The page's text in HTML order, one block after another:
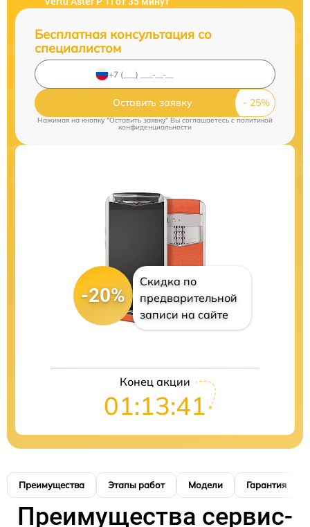
Бесплатная консультация со
специалистом
Оставить заявку
Нажимая на кнопку "Оставить заявку" Вы соглашаетесь cполитикой
конфиденциальности
-20%
Скидка по
предварительной
записи на сайте
Конец акции
01:13:40
Преимущества Этапы работ Модели Гарантия
Преимущества сервис-